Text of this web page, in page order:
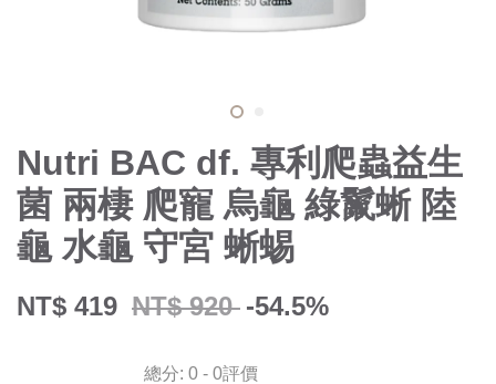
Nutri BAC df. 專利爬蟲益生
菌 兩棲 爬寵 烏龜 綠鬣蜥 陸
龜 水龜 守宮 蜥蜴
NT$ 419 NT$ 920 -54.5%
總分: 0 - 0評價